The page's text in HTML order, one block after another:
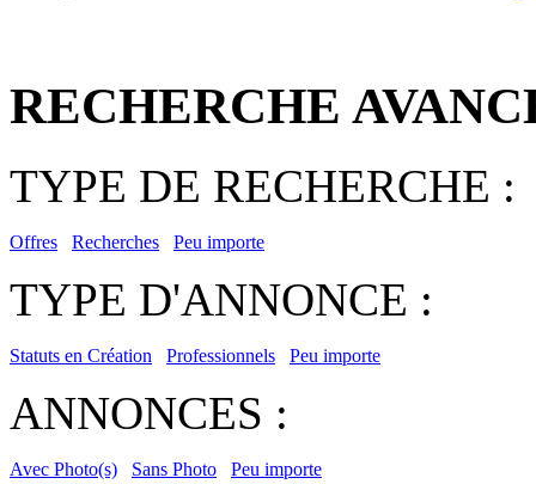
RECHERCHE
TYPE DE RECHERCHE :
Offres Recherches Peu importe
TYPE D'ANNONCE :
Statuts en Création Professionnels Peu importe
ANNONCES :
Avec Photo(s) Sans Photo Peu importe